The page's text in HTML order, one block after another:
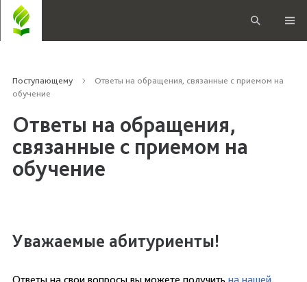
Поступающему
Ответы на обращения, связанные с приемом на
обучение
Ответы на обращения,
связанные с приемом на
обучение
Уважаемые абитуриенты!